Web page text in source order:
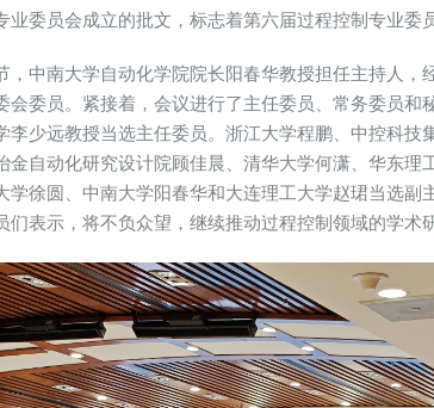
业委员会成立的批文，标志着第六届过程控制专业委
，中南大学自动化学院院长阳春华教授担任主持人，
会委员。紧接着，会议进行了主任委员、常务委员和
李少远教授当选主任委员。浙江大学程鹏、中控科技
金自动化研究设计院顾佳晨、清华大学何潇、华东理
学徐圆、中南大学阳春华和大连理工大学赵珺当选副
们表示，将不负众望，继续推动过程控制领域的学术